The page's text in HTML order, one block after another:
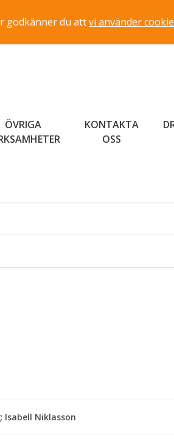
godkänner du attvi använder
ÖVRIGA
KONTAKTA
OSS
Isabell Niklasson